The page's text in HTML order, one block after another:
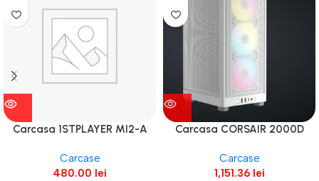
Carcasa 1STPLAYER MI2-A
Carcase
480.00 lei
Carcasa CORSAIR 2000D
Carcase
1,151.36 lei